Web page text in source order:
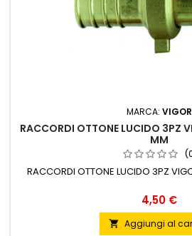
MARCA: VIGOR
RACCORDI OTTONE LUCIDO 3PZ
MM
RACCORDI OTTONE LUCIDO 3PZ
Prezzo
4,50 €
 Aggiungi al